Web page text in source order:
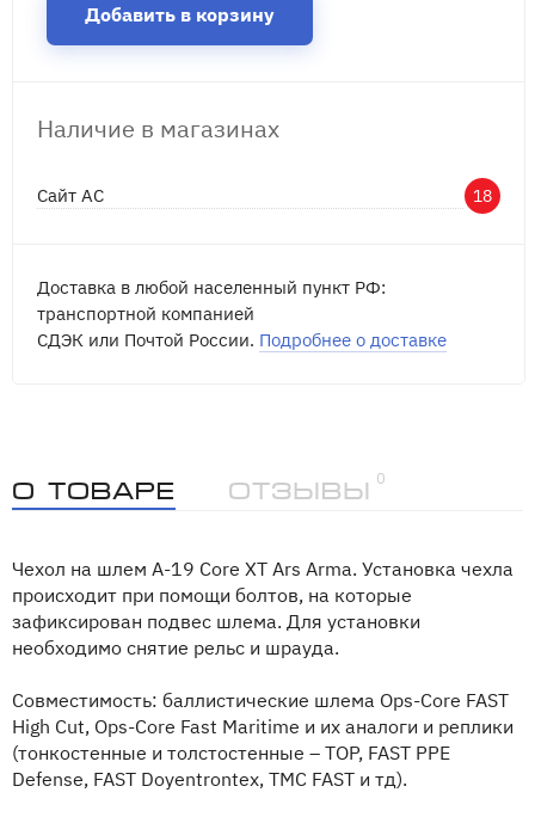
Добавить в корзину
Наличие в магазинах
Сайт АС 18
Доставка в любой населенный пункт РФ:
транспортной компанией
СДЭК или Почтой России. Подробнее о доставке
О товаре Отзывы
0
Чехол на шлем А-19 Core XT Ars Arma. Установка чехла
происходит при помощи болтов, на которые
зафиксирован подвес шлема. Для установки
необходимо снятие рельс и шрауда.
Совместимость: баллистические шлема Ops-Core FAST
High Cut, Ops-Core Fast Maritime и их аналоги и реплики
(тонкостенные и толстостенные – ТОР, FAST PPE
Defense, FAST Doyentrontex, TMC FAST и тд).